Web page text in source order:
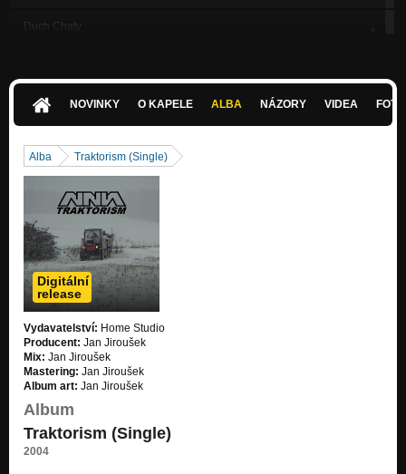
Duch Chaty
Riders Of The Storm (HammerFall Cover)
Sbohemus Navěkus (Outro)
Náš Rock And Roll
Nezařazeno
Řidiči (First Version Live)
Nezařazeno
Zoo (First Version Live)
Nezařazeno
Já Jsem Já!!! (First Version Live)
Nezařazeno
Šup Tam S Ním... (Intro)
Nezařazeno
NOVINKY O KAPELE ALBA NÁZORY VIDEA
Alba Traktorism (Single)
Digitální
release
Vydavatelství: Home Studio
Producent: Jan Jiroušek
Mix: Jan Jiroušek
Mastering: Jan Jiroušek
Album art: Jan Jiroušek
Album
Traktorism (Single)
2004